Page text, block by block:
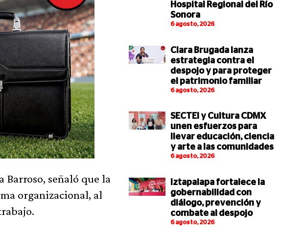
señaló que la
organizacional, al
Hospital Regional del Río
Sonora
6 agosto, 2026
Clara Brugada lanza
estrategia contra el
despojo y para proteger
el patrimonio familiar
6 agosto, 2026
SECTEI y Cultura CDMX
unen esfuerzos para
llevar educación, ciencia
y arte a las comunidades
6 agosto, 2026
Iztapalapa fortalece la
gobernabilidad con
diálogo, prevención y
combate al despojo
6 agosto, 2026